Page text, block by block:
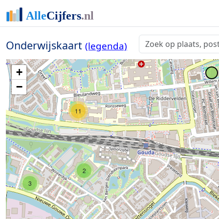
Onderwijskaart (legenda)
2
11
3
2
+
−